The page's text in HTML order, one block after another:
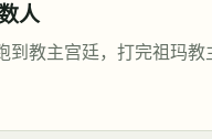
人
到教主宫廷，打完祖玛教